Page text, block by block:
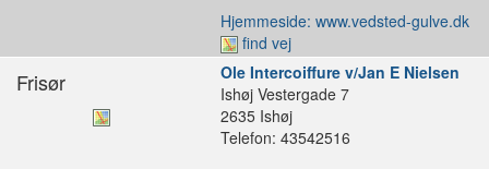
Hjemmeside: www.vedsted-gulve.dk
find vej
Frisør
Ole Intercoiffure v/Jan E Nielsen
Ishøj Vestergade 7
2635 Ishøj
Telefon: 43542516